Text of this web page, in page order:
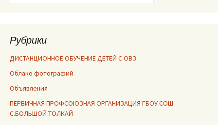
Рубрики
ДИСТАНЦИОННОЕ ОБУЧЕНИЕ ДЕТЕЙ С ОВЗ
Облако фотографий
Объявления
ПЕРВИЧНАЯ ПРОФСОЮЗНАЯ ОРГАНИЗАЦИЯ ГБОУ СОШ
С.БОЛЬШОЙ ТОЛКАЙ